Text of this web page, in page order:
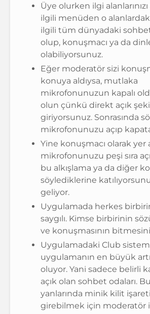
Üye olurken ilgi
ilgili menüden o
ilgili tüm dünyadaki
olup, konuşmacı ya da
olabiliyorsunuz.
Eğer moderatör sizi
konuya aldıysa, mutlaka
mikrofonunuzun kapalı
olun çünkü direkt açık
giriyorsunuz. Sonrasında
mikrofonunuzu açıp
Yine konuşmacı olarak yer
mikrofonunuzu peşi sıra
bu alkışlama ya da diğer
söylediklerine
geliyor.
Uygulamada herkes
saygılı. Kimse birbirinin
ve konuşmasının
Uygulamadaki Club
uygulamanın en büyük
oluyor. Yani sadece belirli
açık olan sohbet odaları.
yanlarında minik kilit
girebilmek için moderatör